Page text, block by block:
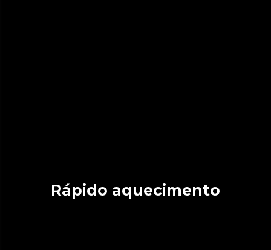
Rápido aquecimento